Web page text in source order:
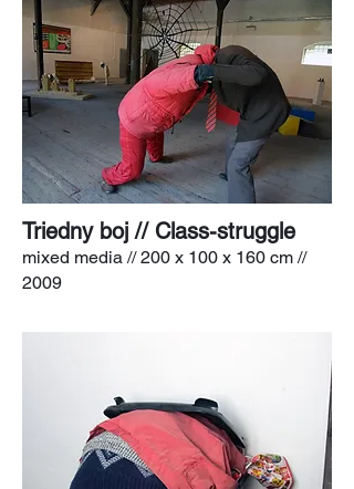
Triedny boj // Class-struggle
mixed media // 200 x 100 x 160 cm //
2009